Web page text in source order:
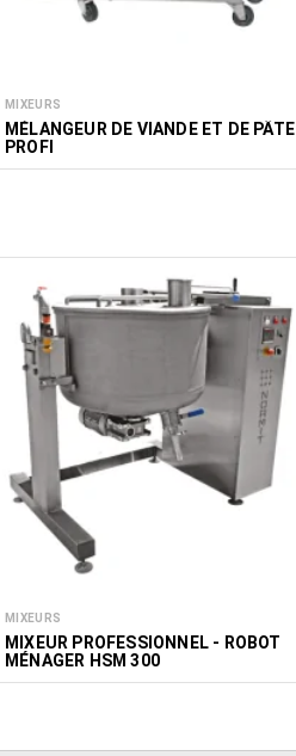
MIXEURS
MÉLANGEUR DE VIANDE ET DE PÂTE
PROFI
MIXEURS
MIXEUR PROFESSIONNEL - ROBOT
MÉNAGER HSM 300